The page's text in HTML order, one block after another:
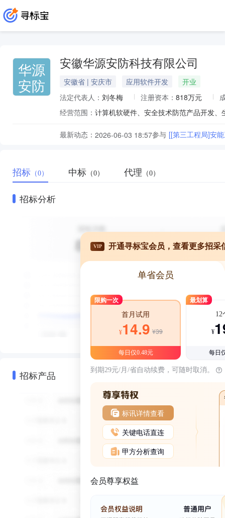
华源
安防
安徽华源安防科技有限公司
安徽省 | 安庆市 应用软件开发
开业
法定代表人： 刘冬梅 注册资本： 818万元
经营范围：
最新动态： 2026-06-03 18:57参与 [[第三工程局]安
招标 （0） 中标 （0） 代理 （0）
招标分析
招标产品
VIP 开通寻标宝会员，查看更多招采
单省会员
限购一次
首月试用
¥14.9 ¥39
每日仅0.48元
最划算
12
¥
每日
到期29元/月/省自动续费，可随时取消。
标讯详情查看
关键电话直连
甲方分析查询
会员尊享权益